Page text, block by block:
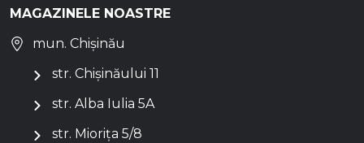
MAGAZINELE NOASTRE
mun. Chișinău
str. Chișinăului 11
str. Alba Iulia 5A
str. Miorița 5/8